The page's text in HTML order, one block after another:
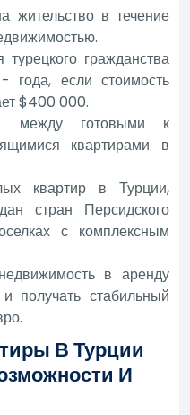
жительство в течение
гражданства
если стоимость
$400 000.
между готовыми к
квартирами в
квартир в Турции,
стран Персидского
с комплексным
в аренду
получать стабильный
В Турции
И